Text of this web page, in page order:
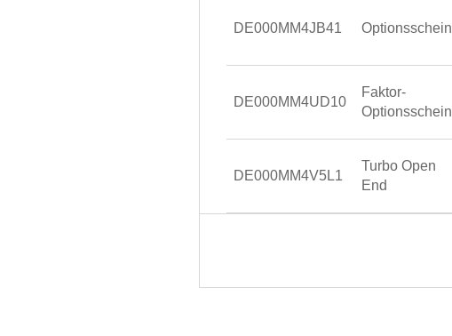
DE000MM4JB41 Optionsschein
DE000MM4UD10
Faktor-
Optionsschein
DE000MM4V5L1
Turbo Open
End